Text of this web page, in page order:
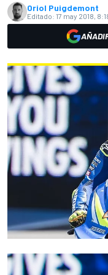
Oriol Puigdemont
Editado: 17 may 2018,